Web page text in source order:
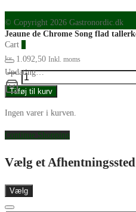
Jeaune de Chrome Song flad
kr.1.092,50 Inkl. moms
Jeaune
de
Chrome
Song
tallerken
19cm
antal
Tilføj til kurv
© Copyright 2026 Gastronordic.dk
Cart
Updating…
Ingen varer i kurven.
Continue Shopping
Vælg et Afhentningssted
Vælg